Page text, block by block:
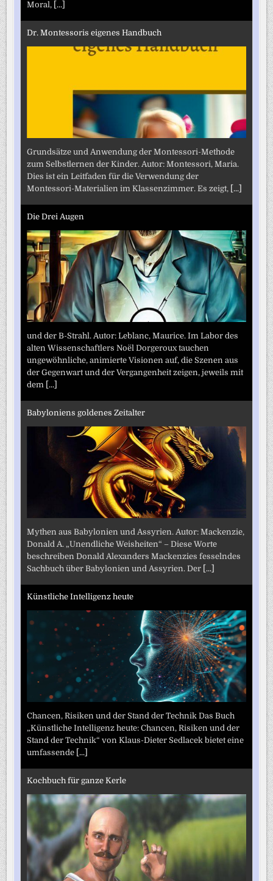
Moral,
[...]
Dr. Montessoris eigenes Handbuch
Grundsätze und Anwendung der Montessori-Methode
zum Selbstlernen der Kinder. Autor: Montessori, Maria.
Dies ist ein Leitfaden für die Verwendung der
Montessori-Materialien im Klassenzimmer. Es zeigt,
[...]
Die Drei Augen
und der B-Strahl. Autor: Leblanc, Maurice. Im Labor des
alten Wissenschaftlers Noël Dorgeroux tauchen
ungewöhnliche, animierte Visionen auf, die Szenen aus
der Gegenwart und der Vergangenheit zeigen, jeweils mit
dem
[...]
Babyloniens goldenes Zeitalter
Mythen aus Babylonien und Assyrien. Autor: Mackenzie,
Donald A. „Unendliche Weisheiten“ – Diese Worte
beschreiben Donald Alexanders Mackenzies fesselndes
Sachbuch über Babylonien und Assyrien. Der [...]
Künstliche Intelligenz heute
Chancen, Risiken und der Stand der Technik Das Buch
„Künstliche Intelligenz heute: Chancen, Risiken und der
Stand der Technik“ von Klaus-Dieter Sedlacek bietet eine
umfassende [...]
Kochbuch für ganze Kerle